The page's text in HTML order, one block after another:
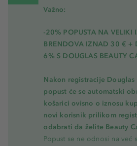
Važno:
-20% POPUSTA NA VELIKI
BRENDOVA IZNAD 30 € +
6% S DOUGLAS BEAUTY
Nakon registracije Douglas
popust će se automatski
košarici ovisno o iznosu
novi korisnik prilikom
odabrati da želite Beauty
Popust se ne odnosi na već